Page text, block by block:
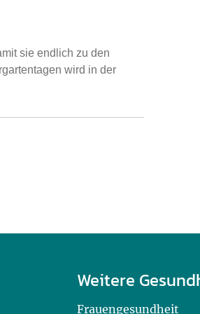
sie endlich zu den
wird in der
Weitere
Frauengesundheit